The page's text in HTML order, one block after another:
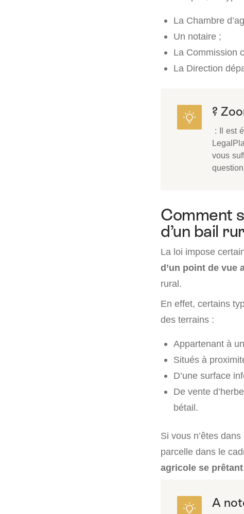
La Chambre
Un notaire ;
La Commission
La Direction
?
: Il est
vous
Comment
d’un bail
La loi impose
d’un point de vue
rural.
En effet, certains
des terrains :
Appartenant à
Situés à
D’une surface
De vente
bétail.
Si vous n’êtes
parcelle dans le
agricole se
A